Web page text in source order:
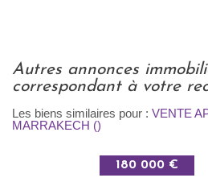
autres annonces immobilières
correspondant à votre
Les biens similaires pour : VENTE
MARRAKECH ()
180 000 €